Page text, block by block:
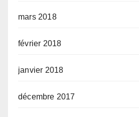
mars 2018
février 2018
janvier 2018
décembre 2017